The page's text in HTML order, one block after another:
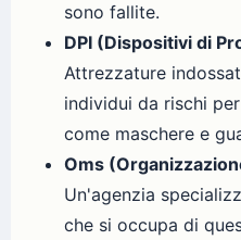
sono fallite.
DPI (Dispositivi di
Attrezzature
individui da rischi
come maschere e
Oms
Un'agenzia
che si occupa di